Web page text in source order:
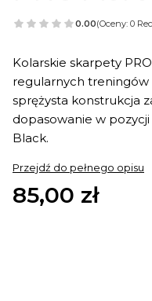
0.00(Oceny: 0
Kolarskie skarpety
regularnych treningów
sprężysta konstrukcja
dopasowanie w
Black.
Przejdź do pełnego opisu
Cena
85,00 zł